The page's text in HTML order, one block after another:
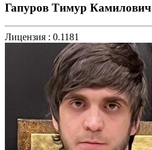
Гапуров Тимур Камилович
Лицензия : 0.1181